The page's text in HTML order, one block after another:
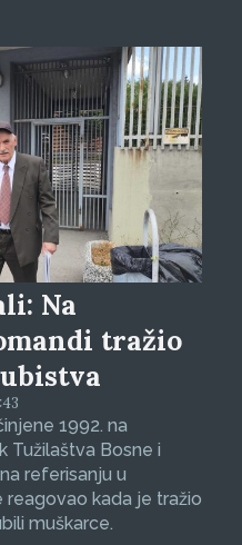
Na
tražio
1992. na
Tužilaštva Bosne i
referisanju u
reagovao kada je tražio
muškarce.